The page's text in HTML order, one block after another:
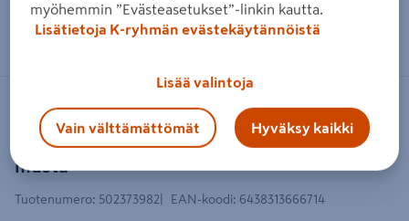
Zoomaa kuvaa sormilla kosketusnäytöllä
Led-vahakynttilä Cello Vekki 15cm
musta
CELLO
Tuotenumero: 502373982 EAN-koodi: 6438313666714
myöhemmin ”Evästeasetukset”-linkin kautta.
Lisätietoja K-ryhmän evästekäytännöistä
Lisää valintoja
Vain välttämättömät Hyväksy kaikki